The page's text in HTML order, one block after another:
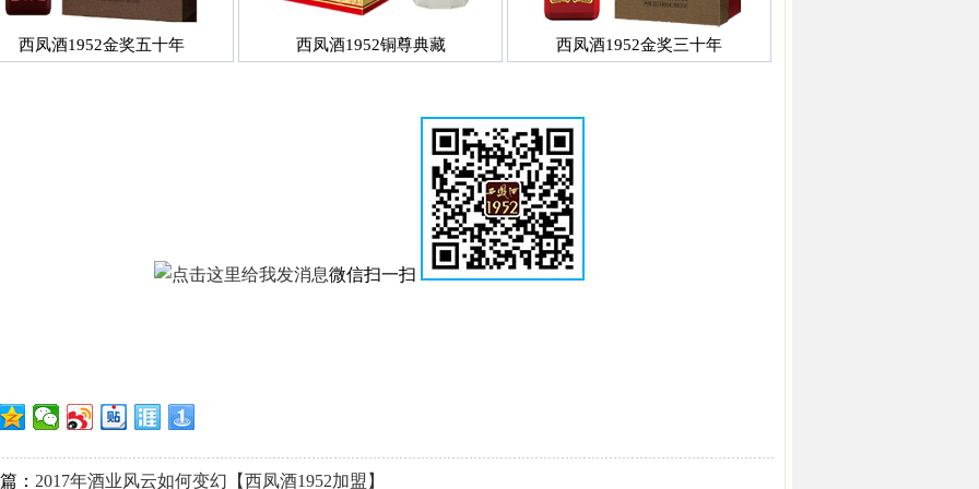
西凤酒1952金奖五十年 西凤酒1952铜尊典藏 西凤酒1952金奖三十年
微信扫一扫
： 2017年酒业风云如何变幻【西凤酒1952加盟】